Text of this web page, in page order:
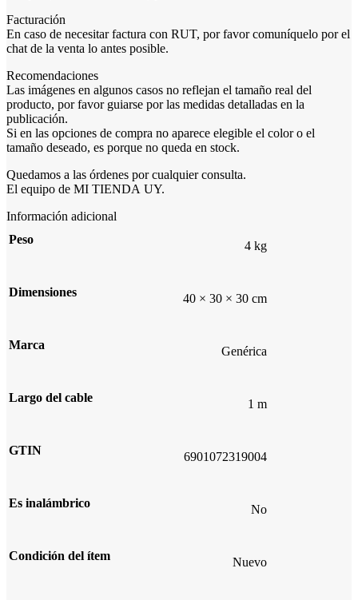
Facturación
En caso de necesitar factura con RUT, por favor comuníquelo por el
chat de la venta lo antes posible.
Recomendaciones
Las imágenes en algunos casos no reflejan el tamaño real del
producto, por favor guiarse por las medidas detalladas en la
publicación.
Si en las opciones de compra no aparece elegible el color o el
tamaño deseado, es porque no queda en stock.
Quedamos a las órdenes por cualquier consulta.
El equipo de MI TIENDA UY.
Información adicional
Peso
4 kg
Dimensiones 40 × 30 × 30 cm
Marca Genérica
Largo del cable 1 m
GTIN 6901072319004
Es inalámbrico No
Condición del ítem Nuevo